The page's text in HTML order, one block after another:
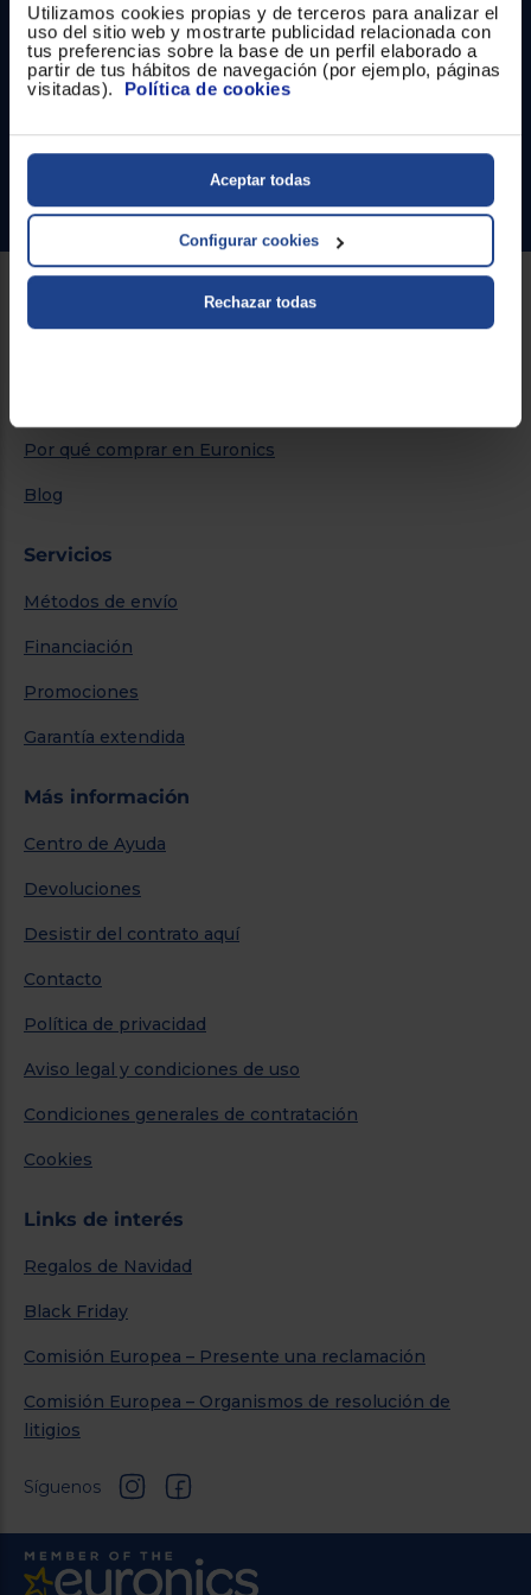
Utilizamos cookies propias y de terceros para analizar el
uso del sitio web y mostrarte publicidad relacionada con
tus preferencias sobre la base de un perfil elaborado a
partir de tus hábitos de navegación (por ejemplo, páginas
visitadas). Política de cookies
Aceptar todas
Configurar cookies
Rechazar todas
Contacto
Atención cliente
Formulario de contacto
¿Necesitas ayuda?
Por qué comprar en Euronics
Blog
Servicios
Métodos de envío
Financiación
Promociones
Garantía extendida
Más información
Centro de Ayuda
Devoluciones
Desistir del contrato aquí
Contacto
Política de privacidad
Aviso legal y condiciones de uso
Condiciones generales de contratación
Cookies
Links de interés
Regalos de Navidad
Black Friday
Comisión Europea – Presente una reclamación
Comisión Europea – Organismos de resolución de
litigios
Síguenos